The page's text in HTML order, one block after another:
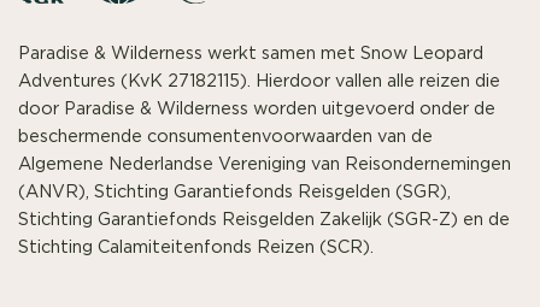
Paradise & Wilderness werkt samen met Snow Leopard
Adventures (KvK 27182115). Hierdoor vallen alle reizen die
door Paradise & Wilderness worden uitgevoerd onder de
beschermende consumentenvoorwaarden van de
Algemene Nederlandse Vereniging van Reisondernemingen
(ANVR), Stichting Garantiefonds Reisgelden (SGR),
Stichting Garantiefonds Reisgelden Zakelijk (SGR-Z) en de
Stichting Calamiteitenfonds Reizen (SCR).